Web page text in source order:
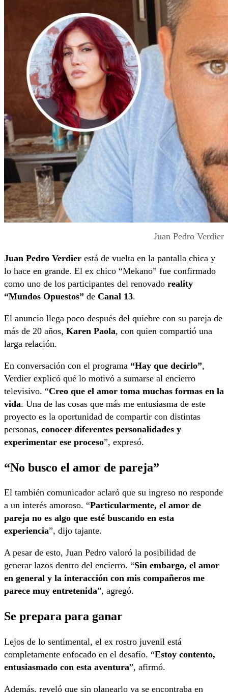
Juan Pedro Verdier
Juan Pedro Verdier está de vuelta en la pantalla chica y
lo hace en grande. El ex chico “Mekano” fue confirmado
como uno de los participantes del renovado reality
“Mundos Opuestos” de Canal 13.
El anuncio llega poco después del quiebre con su pareja de
más de 20 años, Karen Paola, con quien compartió una
larga relación.
En conversación con el programa “Hay que decirlo”,
Verdier explicó qué lo motivó a sumarse al encierro
televisivo. “Creo que el amor toma muchas formas en la
vida. Una de las cosas que más me entusiasma de este
proyecto es la oportunidad de compartir con distintas
personas, conocer diferentes personalidades y
experimentar ese proceso”, expresó.
“No busco el amor de pareja”
El también comunicador aclaró que su ingreso no responde
a un interés amoroso. “Particularmente, el amor de
pareja no es algo que esté buscando en esta
experiencia”, dijo tajante.
A pesar de esto, Juan Pedro valoró la posibilidad de
generar lazos dentro del encierro. “Sin embargo, el amor
en general y la interacción con mis compañeros me
parece muy entretenida”, agregó.
Se prepara para ganar
Lejos de lo sentimental, el ex rostro juvenil está
completamente enfocado en el desafío. “Estoy contento,
entusiasmado con esta aventura”, afirmó.
Además, reveló que sin planearlo ya se encontraba en